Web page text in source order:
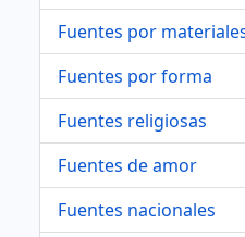
Fuentes por
Fuentes por forma
Fuentes religiosas
Fuentes de amor
Fuentes nacionales